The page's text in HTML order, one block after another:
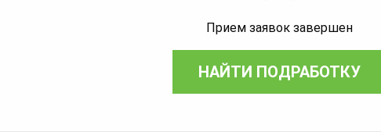
Прием заявок завершен
НАЙТИ ПОДРАБОТКУ